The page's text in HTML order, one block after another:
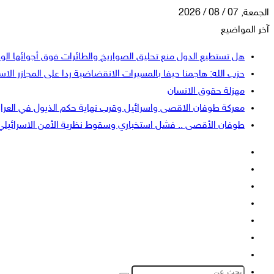
الجمعة, 07 / 08 / 2026
آخر المواضيع
هل تستطيع الدول منع تحليق الصواريخ والطائرات فوق أجوائها
حزب الله: هاجمنا حيفا بالمسيرات الانقضاضية ردا على المجازر
مهزلة حقوق الانسان
معركة طوفان الاقصى واسرائيل وقرب نهاية حكم الذيول في
طوفان الأقصى .. فشل استخباري وسقوط نظرية الأمن